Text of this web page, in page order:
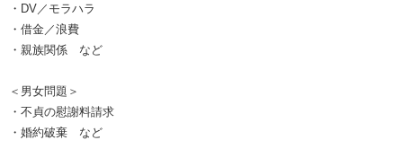
・DV／モラハラ
・借金／浪費
・親族関係 など
＜男女問題＞
・不貞の慰謝料請求
・婚約破棄 など